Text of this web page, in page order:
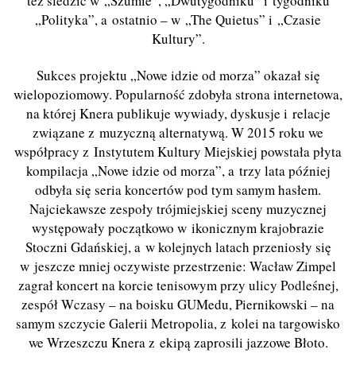
„Polityka”, a ostatnio – w „The Quietus” i „Czasie
Kultury”.
Sukces projektu „Nowe idzie od morza” okazał się
wielopoziomowy. Popularność zdobyła strona internetowa,
na której Knera publikuje wywiady, dyskusje i relacje
związane z muzyczną alternatywą. W 2015 roku we
współpracy z Instytutem Kultury Miejskiej powstała płyta
kompilacja „Nowe idzie od morza”, a trzy lata później
odbyła się seria koncertów pod tym samym hasłem.
Najciekawsze zespoły trójmiejskiej sceny muzycznej
występowały początkowo w ikonicznym krajobrazie
Stoczni Gdańskiej, a w kolejnych latach przeniosły się
w jeszcze mniej oczywiste przestrzenie: Wacław Zimpel
zagrał koncert na korcie tenisowym przy ulicy Podleśnej,
zespół Wczasy – na boisku GUMedu, Piernikowski – na
samym szczycie Galerii Metropolia, z kolei na targowisko
we Wrzeszczu Knera z ekipą zaprosili jazzowe Błoto.